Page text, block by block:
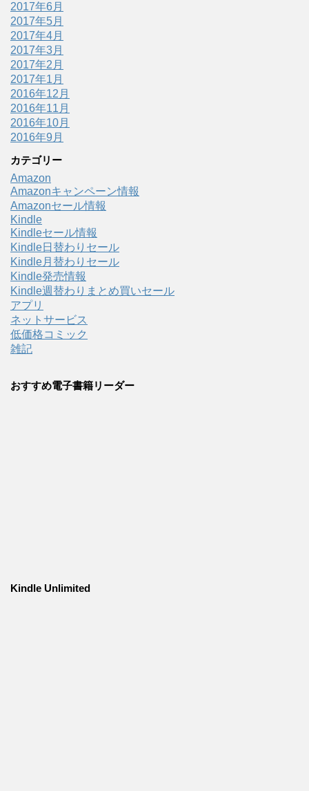
2017年6月
2017年5月
2017年4月
2017年3月
2017年2月
2017年1月
2016年12月
2016年11月
2016年10月
2016年9月
カテゴリー
Amazon
Amazonキャンペーン情報
Amazonセール情報
Kindle
Kindleセール情報
Kindle日替わりセール
Kindle月替わりセール
Kindle発売情報
Kindle週替わりまとめ買いセール
アプリ
ネットサービス
低価格コミック
雑記
おすすめ電子書籍リーダー
Kindle Unlimited